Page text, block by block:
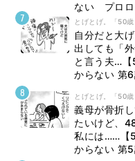
ない プロロ
とげとげ。「50
自分だと大
出しても「
と言う夫…
からない 第6
とげとげ。「50
義母が骨折
たいけど、
私には……【
からない 第5